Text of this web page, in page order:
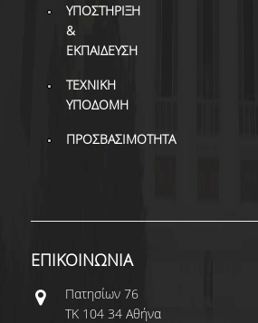
ΥΠΟΣΤΗΡΙΞΗ
&
ΕΚΠΑΙΔΕΥΣΗ
ΤΕΧΝΙΚΗ
ΥΠΟΔΟΜΗ
ΠΡΟΣΒΑΣΙΜΟΤΗΤΑ
ΕΠΙΚΟΙΝΩΝΙΑ
Πατησίων 76
ΤΚ 104 34 Αθήνα